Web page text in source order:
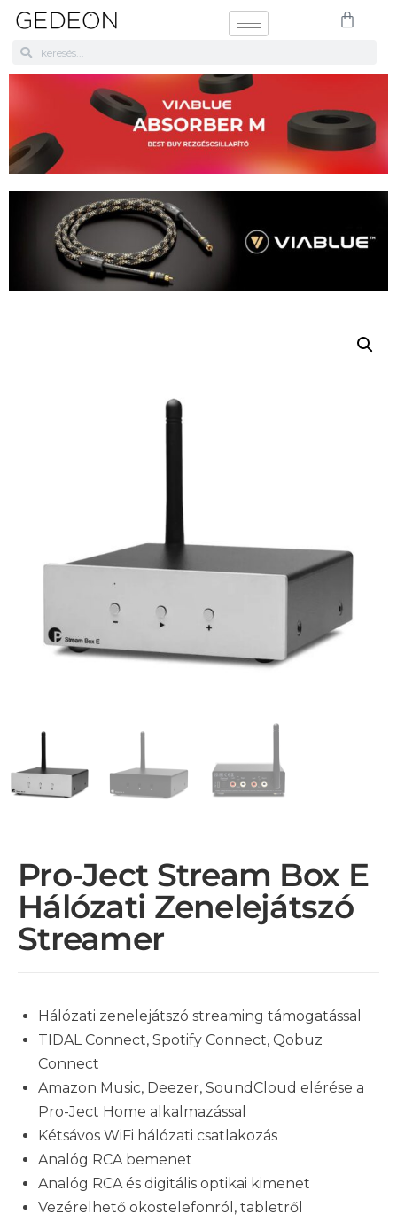
Pro-Ject Stream Box E
Hálózati Zenelejátszó
Streamer
Hálózati zenelejátszó streaming támogatással
TIDAL Connect, Spotify Connect, Qobuz
Connect
Amazon Music, Deezer, SoundCloud elérése a
Pro-Ject Home alkalmazással
Kétsávos WiFi hálózati csatlakozás
Analóg RCA bemenet
Analóg RCA és digitális optikai kimenet
Vezérelhető okostelefonról, tabletről